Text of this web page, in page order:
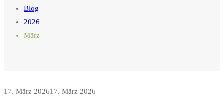
Blog
2026
März
17. März 202617. März 2026